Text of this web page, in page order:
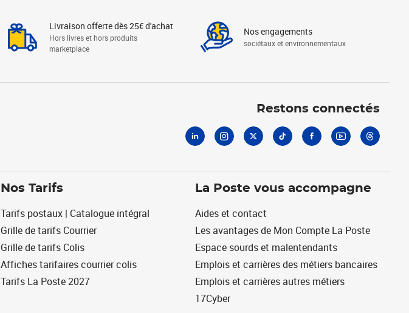
Livraison offerte dès 25€ d'achat
Hors livres et hors produits
marketplace
Nos engagements
sociétaux et environnementaux
Restons connectés
Nos Tarifs
Tarifs postaux | Catalogue intégral
Grille de tarifs Courrier
Grille de tarifs Colis
Affiches tarifaires courrier colis
Tarifs La Poste 2027
La Poste vous accompagne
Aides et contact
Les avantages de Mon Compte La Poste
Espace sourds et malentendants
Emplois et carrières des métiers bancaires
Emplois et carrières autres métiers
17Cyber